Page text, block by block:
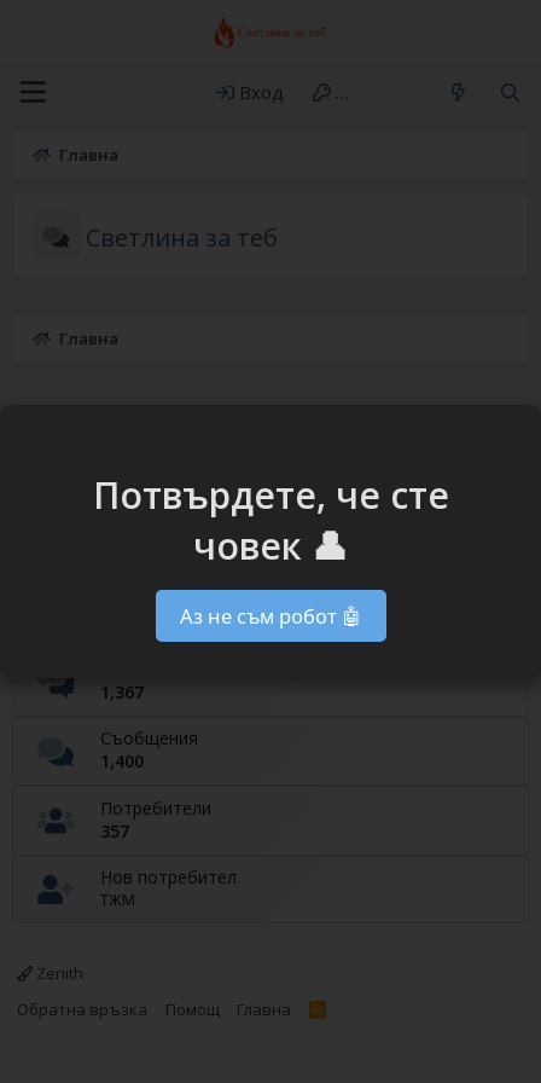
Вход Регистрация
Главна
Светлина за теб
Потвърдете, че сте
човек 👤
Аз не съм робот 🤖
Главна
2010г. - 2026г. )
Currently on our website
User Active Потребители онлайн
1,367
Съобщения
1,400
Потребители
357
Нов потребител
ТЖМ
Zenith
Обратна връзка
Помощ Главна